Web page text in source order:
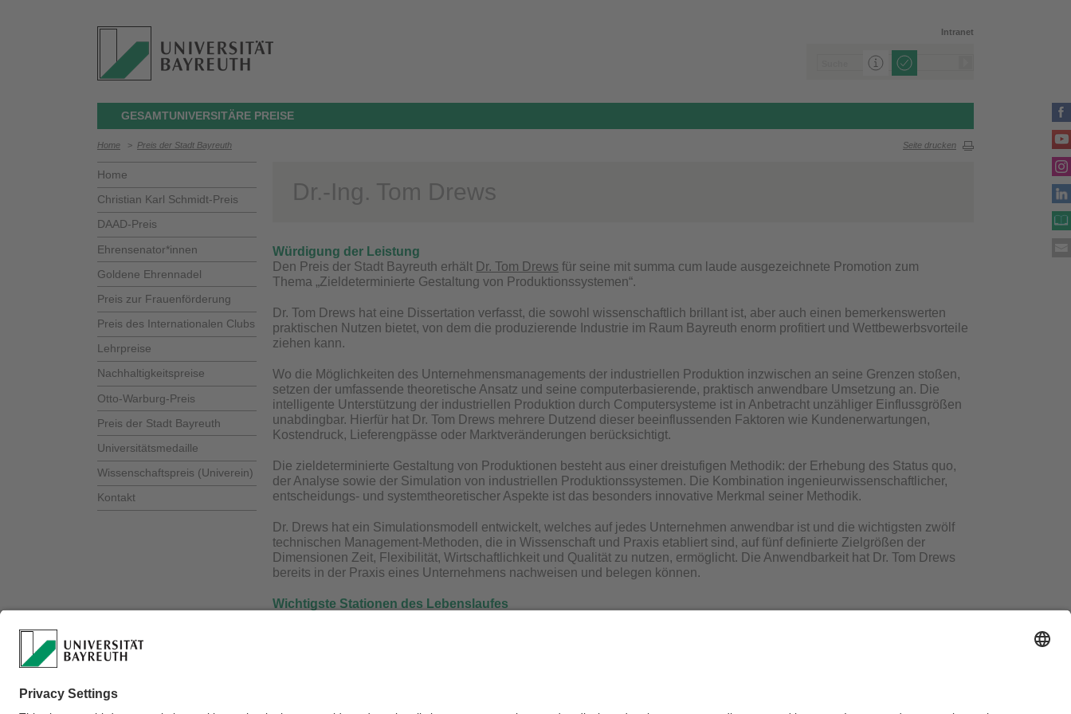
Intranet
GESAMTUNIVERSITÄRE PREISE
Home > Preis der Stadt Bayreuth Seite drucken
Home
Christian Karl Schmidt-Preis
DAAD-Preis
Ehrensenator*innen
Goldene Ehrennadel
Preis zur Frauenförderung
Preis des Internationalen Clubs
Lehrpreise
Nachhaltigkeitspreise
Otto-Warburg-Preis
Preis der Stadt Bayreuth
Universitätsmedaille
Wissenschaftspreis (Univerein)
Kontakt
Dr.-Ing. Tom Drews
Würdigung der Leistung
Den Preis der Stadt Bayreuth erhält Dr. Tom Drews für seine mit summa cum laude ausgezeichnete Promotion zum
Thema „Zieldeterminierte Gestaltung von Produktionssystemen“.
Dr. Tom Drews hat eine Dissertation verfasst, die sowohl wissenschaftlich brillant ist, aber auch einen bemerkenswerten
praktischen Nutzen bietet, von dem die produzierende Industrie im Raum Bayreuth enorm profitiert und Wettbewerbsvorteile
ziehen kann.
Wo die Möglichkeiten des Unternehmensmanagements der industriellen Produktion inzwischen an seine Grenzen stoßen,
setzen der umfassende theoretische Ansatz und seine computerbasierende, praktisch anwendbare Umsetzung an. Die
intelligente Unterstützung der industriellen Produktion durch Computersysteme ist in Anbetracht unzähliger Einflussgrößen
unabdingbar. Hierfür hat Dr. Tom Drews mehrere Dutzend dieser beeinflussenden Faktoren wie Kundenerwartungen,
Kostendruck, Lieferengpässe oder Marktveränderungen berücksichtigt.
Die zieldeterminierte Gestaltung von Produktionen besteht aus einer dreistufigen Methodik: der Erhebung des Status quo,
der Analyse sowie der Simulation von industriellen Produktionssystemen. Die Kombination ingenieurwissenschaftlicher,
entscheidungs- und systemtheoretischer Aspekte ist das besonders innovative Merkmal seiner Methodik.
Dr. Drews hat ein Simulationsmodell entwickelt, welches auf jedes Unternehmen anwendbar ist und die wichtigsten zwölf
technischen Management-Methoden, die in Wissenschaft und Praxis etabliert sind, auf fünf definierte Zielgrößen der
Dimensionen Zeit, Flexibilität, Wirtschaftlichkeit und Qualität zu nutzen, ermöglicht. Die Anwendbarkeit hat Dr. Tom Drews
bereits in der Praxis eines Unternehmens nachweisen und belegen können.
Wichtigste Stationen des Lebenslaufes